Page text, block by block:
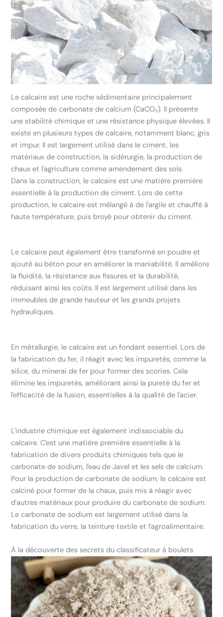
Le calcaire est une roche sédimentaire principalement
composée de carbonate de calcium (CaCO₃). Il présente
une stabilité chimique et une résistance physique élevées. Il
existe en plusieurs types de calcaire, notamment blanc, gris
et impur. Il est largement utilisé dans le ciment, les
matériaux de construction, la sidérurgie, la production de
chaux et l'agriculture comme amendement des sols.
Dans la construction, le calcaire est une matière première
essentielle à la production de ciment. Lors de cette
production, le calcaire est mélangé à de l'argile et chauffé à
haute température, puis broyé pour obtenir du ciment.
Le calcaire peut également être transformé en poudre et
ajouté au béton pour en améliorer la maniabilité. Il améliore
la fluidité, la résistance aux fissures et la durabilité,
réduisant ainsi les coûts. Il est largement utilisé dans les
immeubles de grande hauteur et les grands projets
hydrauliques.
En métallurgie, le calcaire est un fondant essentiel. Lors de
la fabrication du fer, il réagit avec les impuretés, comme la
silice, du minerai de fer pour former des scories. Cela
élimine les impuretés, améliorant ainsi la pureté du fer et
l'efficacité de la fusion, essentielles à la qualité de l'acier.
L'industrie chimique est également indissociable du
calcaire. C'est une matière première essentielle à la
fabrication de divers produits chimiques tels que le
carbonate de sodium, l'eau de Javel et les sels de calcium.
Pour la production de carbonate de sodium, le calcaire est
calciné pour former de la chaux, puis mis à réagir avec
d'autres matériaux pour produire du carbonate de sodium.
Le carbonate de sodium est largement utilisé dans la
fabrication du verre, la teinture textile et l'agroalimentaire.
À la découverte des secrets du classificateur à boulets